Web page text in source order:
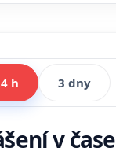
h 3 dny
v čase